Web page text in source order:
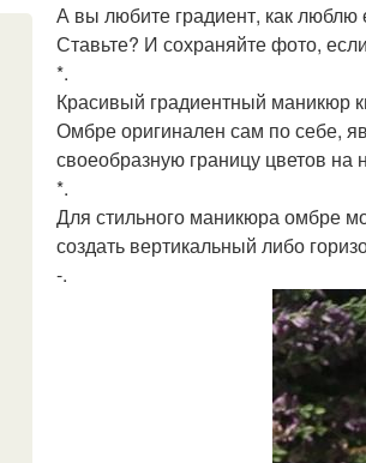
А вы любите градиент, как люблю
Ставьте? И сохраняйте фото,
*.
Красивый градиентный маникюр
Омбре оригинален сам по себе,
своеобразную границу цветов на
*.
Для стильного маникюра омбре
создать вертикальный либо
-.